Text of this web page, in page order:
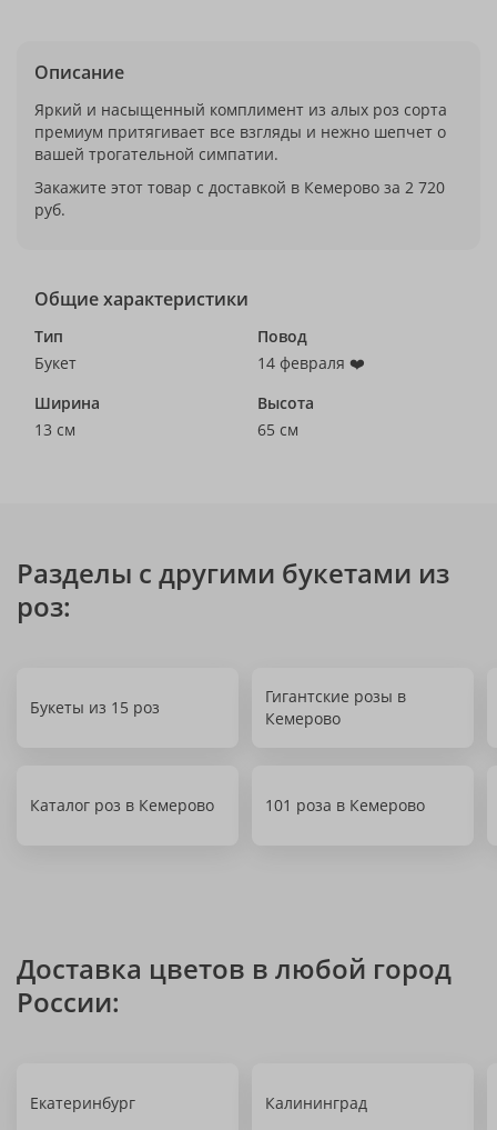
Описание
Яркий и насыщенный комплимент из алых роз сорта
премиум притягивает все взгляды и нежно шепчет о
вашей трогательной симпатии.
Закажите этот товар с доставкой в Кемерово за 2 720
руб.
Общие характеристики
Тип
Букет
Повод
14 февраля ❤️
Ширина
13 см
Высота
65 см
Разделы с другими букетами из
роз:
Букеты из 15 роз
Гигантские розы в
Кемерово
Каталог роз в Кемерово 101 роза в Кемерово
Доставка цветов в любой город
России:
Екатеринбург Калининград